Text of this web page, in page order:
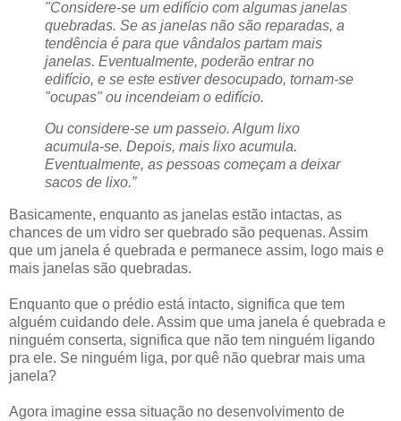
"Considere-se um edifício com algumas janelas
quebradas. Se as janelas não são reparadas, a
tendência é para que vândalos partam mais
janelas. Eventualmente, poderão entrar no
edifício, e se este estiver desocupado, tornam-se
"ocupas" ou incendeiam o edifício.
Ou considere-se um passeio. Algum lixo
acumula-se. Depois, mais lixo acumula.
Eventualmente, as pessoas começam a deixar
sacos de lixo.”
Basicamente, enquanto as janelas estão intactas, as
chances de um vidro ser quebrado são pequenas. Assim
que um janela é quebrada e permanece assim, logo mais e
mais janelas são quebradas.
Enquanto que o prédio está intacto, significa que tem
alguém cuidando dele. Assim que uma janela é quebrada e
ninguém conserta, significa que não tem ninguém ligando
pra ele. Se ninguém liga, por quê não quebrar mais uma
janela?
Agora imagine essa situação no desenvolvimento de